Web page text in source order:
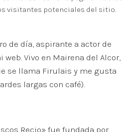
visitantes potenciales del sitio.
de día, aspirante a actor de
web. Vivo en Mairena del Alcor,
se llama Firulais y me gusta
largas con café).
Recio» fue fundada por